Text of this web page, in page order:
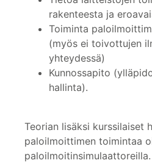
rakenteesta ja
Toiminta
(myös ei toivottujen
yhteydessä)
Kunnossapito
hallinta).
Teorian lisäksi kurssilaiset
paloilmoittimen toimintaa